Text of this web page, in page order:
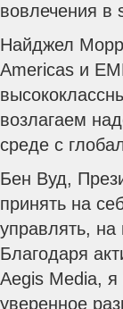
вовлечения в
Найджел
Americas и
возлагаем
среде с
Бен Вуд,
принять на
управлять,
Благодаря
Aegis Media, я
уверенное